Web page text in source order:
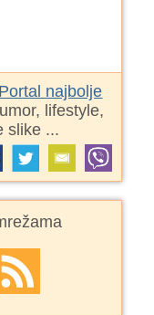
najbolje
lifestyle,
slike ...